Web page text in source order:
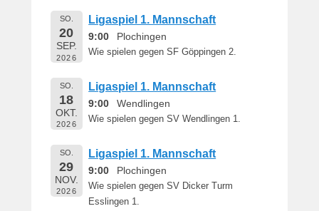
SO.
20
SEP.
2026
Ligaspiel 1. Mannschaft
9:00 Plochingen
Wie spielen gegen SF Göppingen 2.
SO.
18
OKT.
2026
Ligaspiel 1. Mannschaft
9:00 Wendlingen
Wie spielen gegen SV Wendlingen 1.
SO.
29
NOV.
2026
Ligaspiel 1. Mannschaft
9:00 Plochingen
Wie spielen gegen SV Dicker Turm
Esslingen 1.